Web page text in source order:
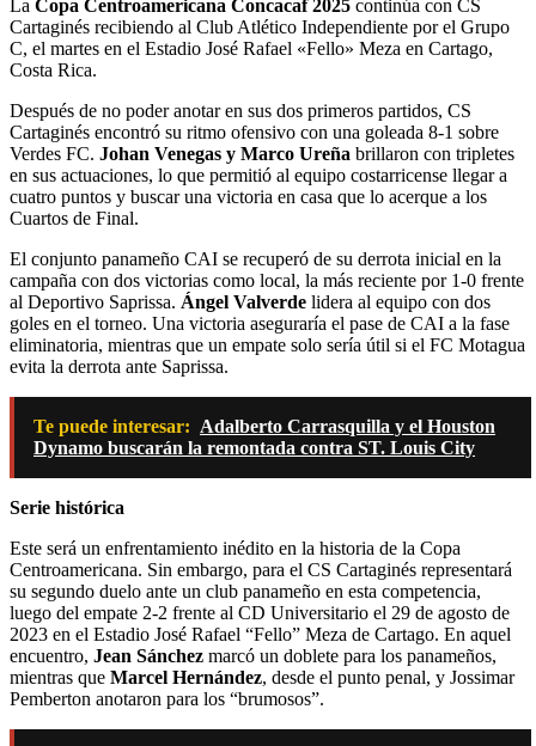
La Copa Centroamericana Concacaf 2025 continúa con CS
Cartaginés recibiendo al Club Atlético Independiente por el Grupo
C, el martes en el Estadio José Rafael «Fello» Meza en Cartago,
Costa Rica.
Después de no poder anotar en sus dos primeros partidos, CS
Cartaginés encontró su ritmo ofensivo con una goleada 8-1 sobre
Verdes FC. Johan Venegas y Marco Ureña brillaron con tripletes
en sus actuaciones, lo que permitió al equipo costarricense llegar a
cuatro puntos y buscar una victoria en casa que lo acerque a los
Cuartos de Final.
El conjunto panameño CAI se recuperó de su derrota inicial en la
campaña con dos victorias como local, la más reciente por 1-0 frente
al Deportivo Saprissa. Ángel Valverde lidera al equipo con dos
goles en el torneo. Una victoria aseguraría el pase de CAI a la fase
eliminatoria, mientras que un empate solo sería útil si el FC Motagua
evita la derrota ante Saprissa.
Te puede interesar: Adalberto Carrasquilla y el Houston
Dynamo buscarán la remontada contra ST. Louis City
Serie histórica
Este será un enfrentamiento inédito en la historia de la Copa
Centroamericana. Sin embargo, para el CS Cartaginés representará
su segundo duelo ante un club panameño en esta competencia,
luego del empate 2-2 frente al CD Universitario el 29 de agosto de
2023 en el Estadio José Rafael “Fello” Meza de Cartago. En aquel
encuentro, Jean Sánchez marcó un doblete para los panameños,
mientras que Marcel Hernández, desde el punto penal, y Jossimar
Pemberton anotaron para los “brumosos”.